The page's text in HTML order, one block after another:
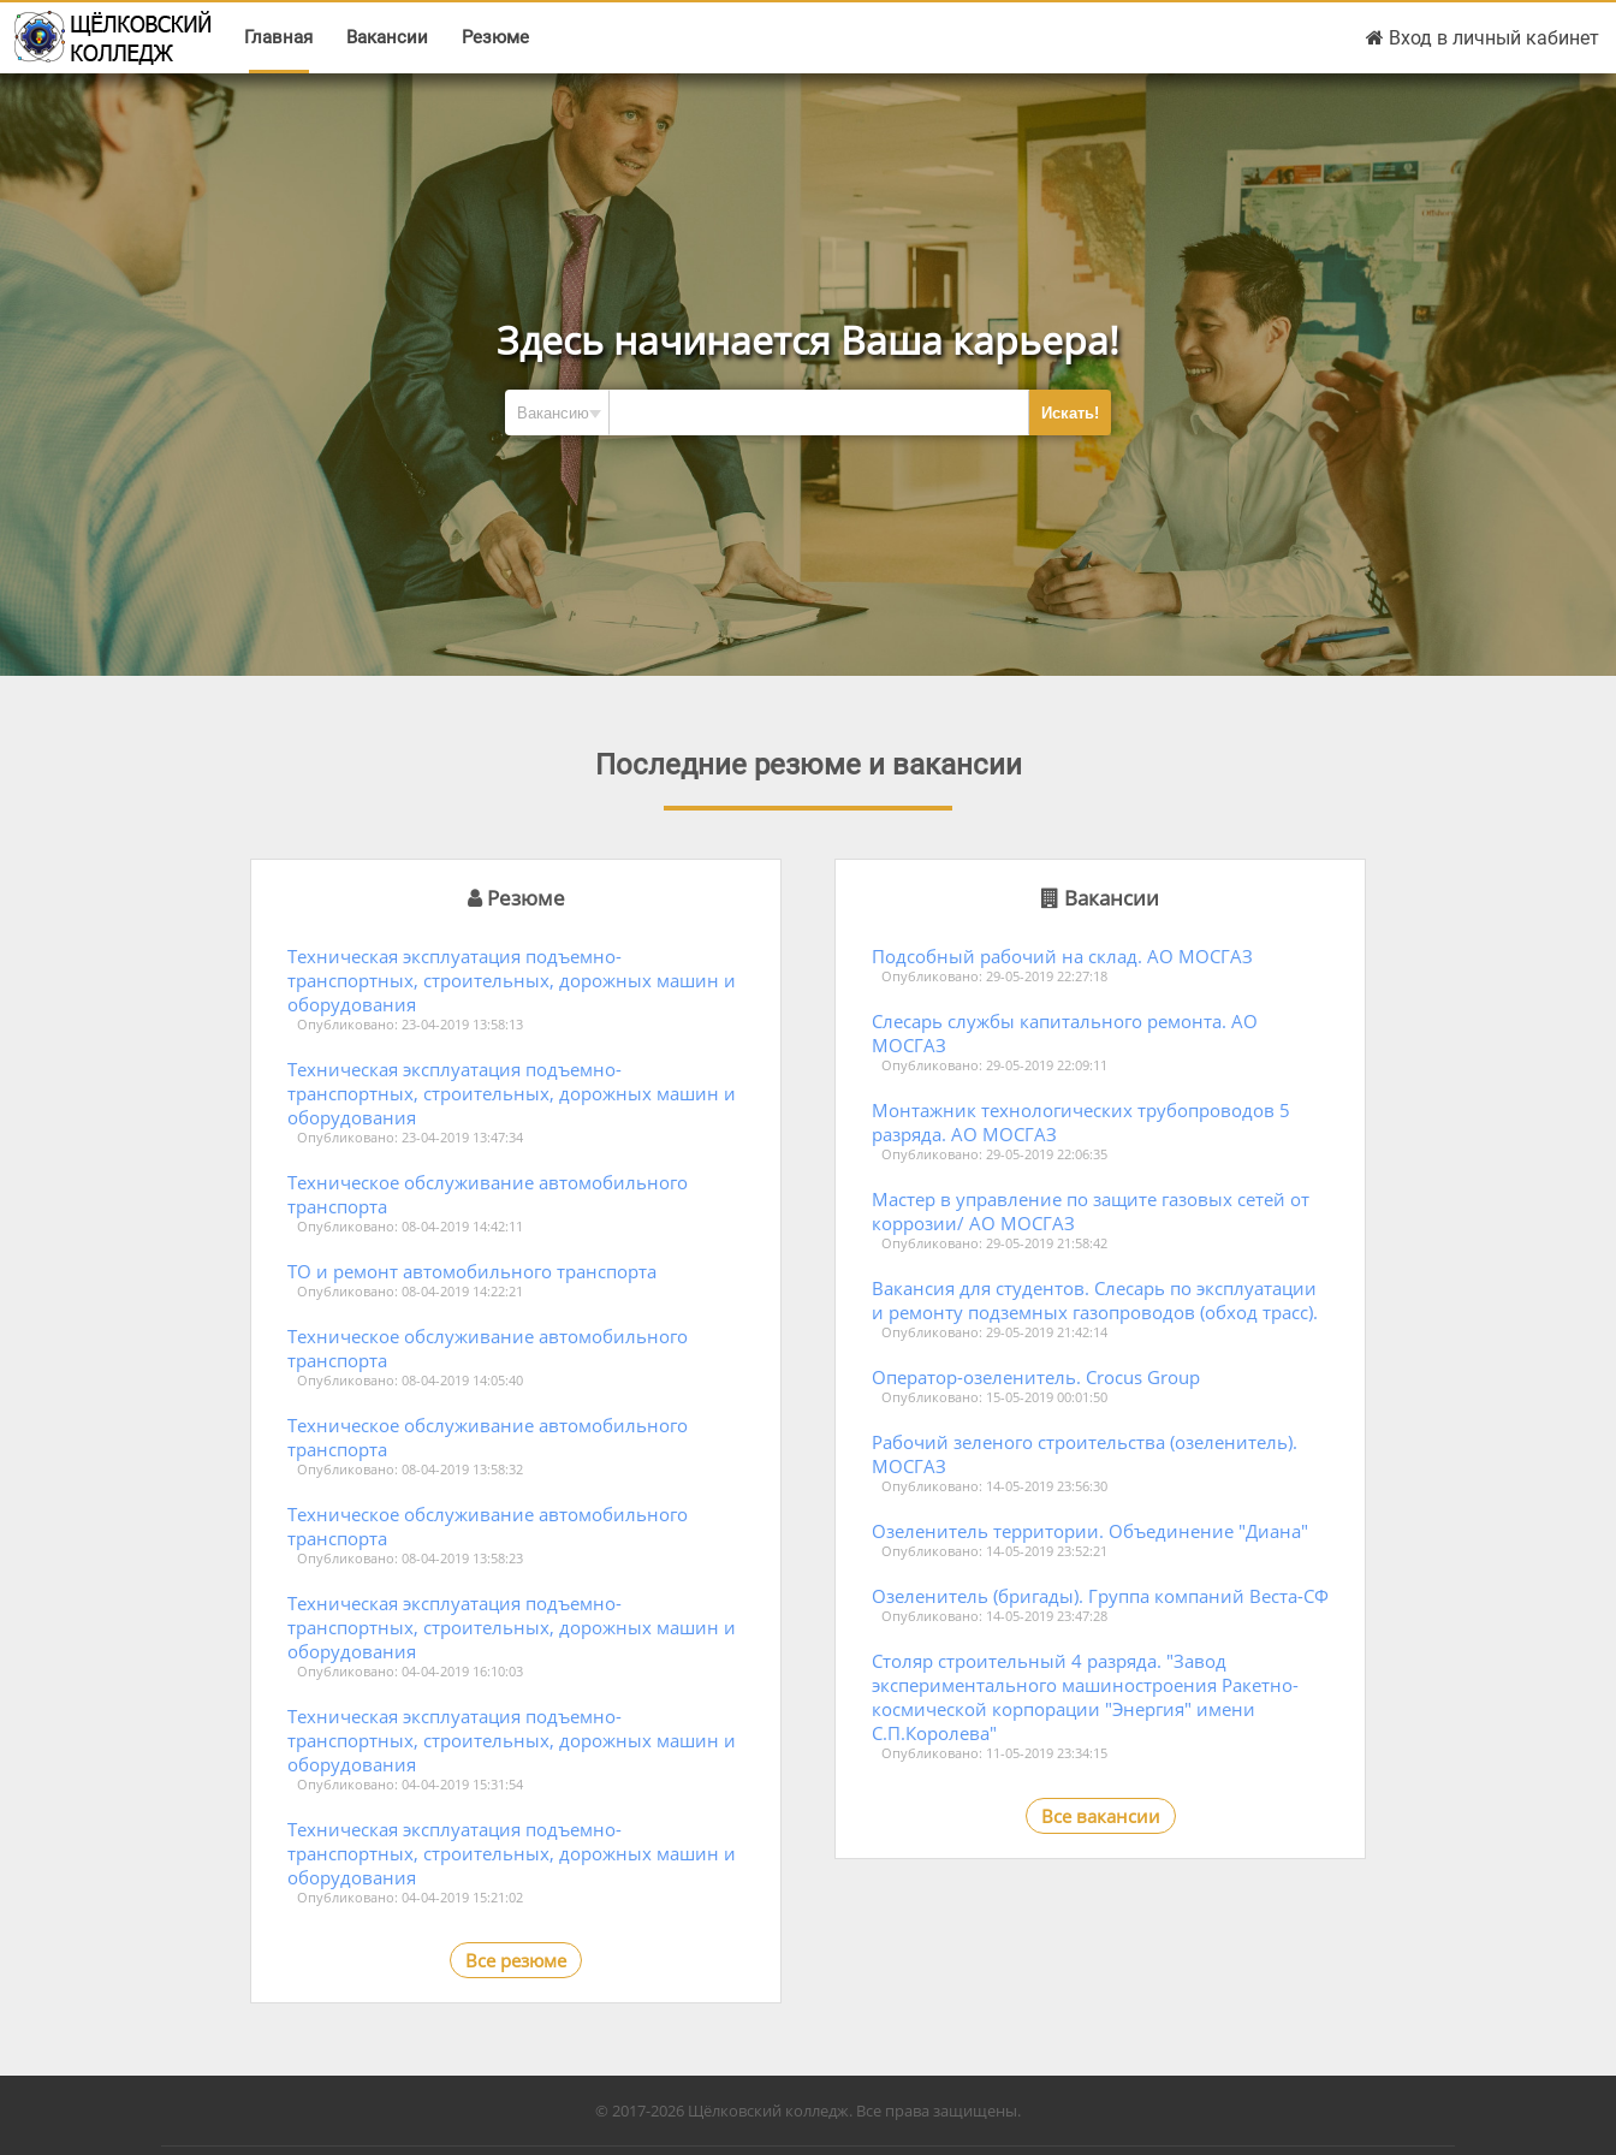
Главная Вакансии Резюме Вход в личный кабинет
Запомнить меня
Здесь начинается Ваша карьера!
Искать!
Последние резюме и вакансии
Резюме
Техническая эксплуатация подъемно-
транспортных, строительных, дорожных машин и
оборудования
Опубликовано: 23-04-2019 13:58:13
Техническая эксплуатация подъемно-
транспортных, строительных, дорожных машин и
оборудования
Опубликовано: 23-04-2019 13:47:34
Техническое обслуживание автомобильного
транспорта
Опубликовано: 08-04-2019 14:42:11
ТО и ремонт автомобильного транспорта
Опубликовано: 08-04-2019 14:22:21
Техническое обслуживание автомобильного
транспорта
Опубликовано: 08-04-2019 14:05:40
Техническое обслуживание автомобильного
транспорта
Опубликовано: 08-04-2019 13:58:32
Техническое обслуживание автомобильного
транспорта
Опубликовано: 08-04-2019 13:58:23
Техническая эксплуатация подъемно-
транспортных, строительных, дорожных машин и
оборудования
Опубликовано: 04-04-2019 16:10:03
Техническая эксплуатация подъемно-
транспортных, строительных, дорожных машин и
оборудования
Опубликовано: 04-04-2019 15:31:54
Техническая эксплуатация подъемно-
транспортных, строительных, дорожных машин и
оборудования
Опубликовано: 04-04-2019 15:21:02
Все резюме
Вакансии
Подсобный рабочий на склад. АО МОСГАЗ
Опубликовано: 29-05-2019 22:27:18
Слесарь службы капитального ремонта. АО
МОСГАЗ
Опубликовано: 29-05-2019 22:09:11
Монтажник технологических трубопроводов 5
разряда. АО МОСГАЗ
Опубликовано: 29-05-2019 22:06:35
Мастер в управление по защите газовых сетей от
коррозии/ АО МОСГАЗ
Опубликовано: 29-05-2019 21:58:42
Вакансия для студентов. Слесарь по эксплуатации
и ремонту подземных газопроводов (обход трасс).
Опубликовано: 29-05-2019 21:42:14
Оператор-озеленитель. Crocus Group
Опубликовано: 15-05-2019 00:01:50
Рабочий зеленого строительства (озеленитель).
МОСГАЗ
Опубликовано: 14-05-2019 23:56:30
Озеленитель территории. Объединение "Диана"
Опубликовано: 14-05-2019 23:52:21
Озеленитель (бригады). Группа компаний Веста-СФ
Опубликовано: 14-05-2019 23:47:28
Столяр строительный 4 разряда. "Завод
экспериментального машиностроения Ракетно-
космической корпорации "Энергия" имени
С.П.Королева"
Опубликовано: 11-05-2019 23:34:15
Все вакансии
© 2017-2026 Щёлковский колледж. Все права защищены.